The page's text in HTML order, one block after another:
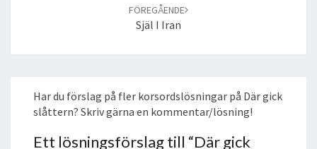
FÖREGÅENDE
Själ I Iran
Har du förslag på fler korsordslösningar på Där gick
slåttern? Skriv gärna en kommentar/lösning!
Ett lösningsförslag till “Där gick